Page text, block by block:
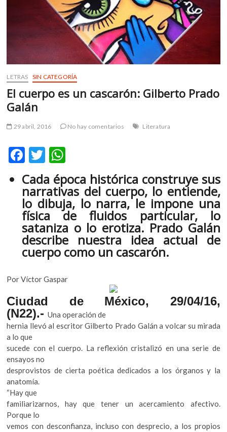
e
l
e
s
o
LETRAS SIN CATEGORÍA
El cuerpo es un cascarón: Gilberto Prado
Galán
29 abril, 2016 No hay comentarios Literatura
F
ac
e
b
o
o
k
T
w
itt
er
at
s
A
p
p
Cada época histórica construye sus
narrativas del cuerpo, lo entiende,
lo dibuja, lo narra, le impone una
física de fluidos particular, lo
sataniza o lo erotiza. Prado Galán
describe nuestra idea actual de
cuerpo como un cascarón.
Por Víctor Gaspar
Ciudad de México, 29/04/16,
(N22).-Una operación de
hernia llevó al escritor Gilberto Prado Galán a volcar su mirada
a lo que
sucede con el cuerpo. La reflexión cristalizó en una serie de
ensayos no
desprovistos de cierta poética dedicados a los órganos y la
anatomía.
“Hay que
familiarizarnos, hay que tener un acercamiento afectivo.
Porque lo
vemos con desconfianza, incluso con desprecio, a los propios